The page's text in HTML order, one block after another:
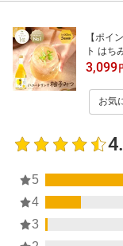
【ポイ
ト はち
ンク「
結婚 ギ
3,099
お気
5
4
3